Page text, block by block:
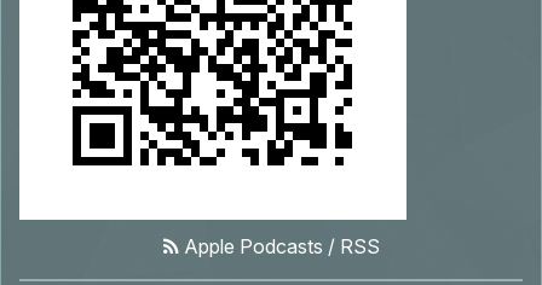
Apple Podcasts / RSS